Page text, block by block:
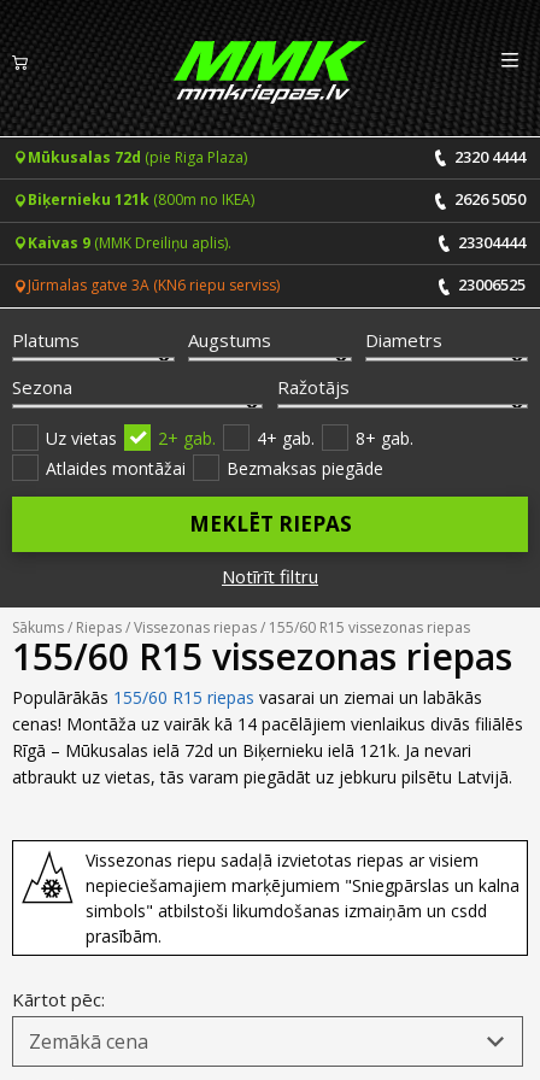
Riepas
Vasaras riepas
Ziemas riepas
Vissezonas riepas
Pakalpojumi
CENRĀDIS
Riepu montāža un balansēšana
Disku remonts
Riepu remonts
Riepu un disku tirdzniecība
Savirzes regulēšana
Kondicionieru uzpilde
TPMS sensoru programmēšana
Riepu piegāde
Riepas uz nomaksu
ONLINE PIERAKSTS 24/7
Vakances
Noderīgi
Riepu zīmoli
Jaunumi
Riepu apzīmējumi
Riepu kalkulators
Biežāk uzdotie jautājumi
Par mums
MMK Riepas
Atsauksmes
Foto
Kontakti
LV EN
Mūkusalas 72d (pie Riga Plaza) 2320 4444
Biķernieku 121k (800m no IKEA) 2626 5050
Kaivas 9 (MMK Dreiliņu aplis). 23304444
Jūrmalas gatve 3A (KN6 riepu serviss) 23006525
Platums Augstums
Diametrs
Sezona
Ražotājs
Uz vietas 2+ gab. 4+ gab.
8+ gab.
Atlaides montāžai
Bezmaksas piegāde
MEKLĒT RIEPAS
Notīrīt filtru
Sākums/ Riepas/Vissezonas riepas/ 155/60 R15 vissezonas riepas
155/60 R15 vissezonas riepas
Populārākās 155/60 R15 riepas vasarai un ziemai un labākās
cenas! Montāža uz vairāk kā 14 pacēlājiem vienlaikus divās filiālēs
Rīgā – Mūkusalas ielā 72d un Biķernieku ielā 121k. Ja nevari
atbraukt uz vietas, tās varam piegādāt uz jebkuru pilsētu Latvijā.
Vissezonas riepu sadaļā izvietotas riepas ar visiem
nepieciešamajiem marķējumiem "Sniegpārslas un kalna
simbols" atbilstoši likumdošanas izmaiņām un csdd
prasībām.
Kārtot pēc: